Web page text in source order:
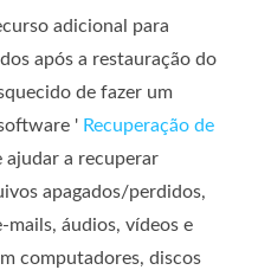
adicional para
após a restauração do
de fazer um
' Recuperação de
ajudar a recuperar
apagados/perdidos,
áudios, vídeos e
computadores, discos